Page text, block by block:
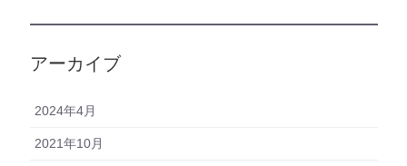
アーカイブ
2024年4月
2021年10月